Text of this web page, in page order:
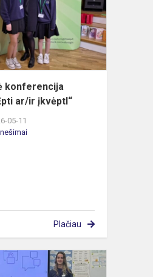
įkvĖpti
ar/ir
įkvėptI“
konferencija
ar/ir įkvėptI“
05-11
Plačiau
„Telia“